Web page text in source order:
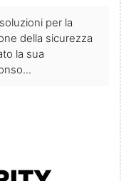
per la
della sicurezza
la sua